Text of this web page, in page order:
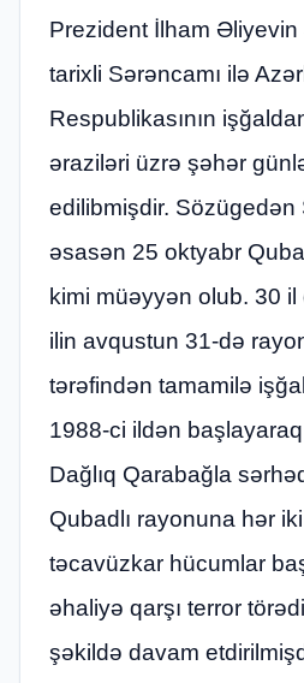
Prezident İlham Əliyevin
tarixli Sərəncamı ilə
Respublikasının
əraziləri üzrə şəhər
edilibmişdir. Sözügedən
əsasən 25 oktyabr
kimi müəyyən olub. 30
ilin avqustun 31-də
tərəfindən tamamilə
1988-ci ildən
Dağlıq Qarabağla
Qubadlı rayonuna hər
təcavüzkar hücumlar
əhaliyə qarşı tеrror
şəkildə davam